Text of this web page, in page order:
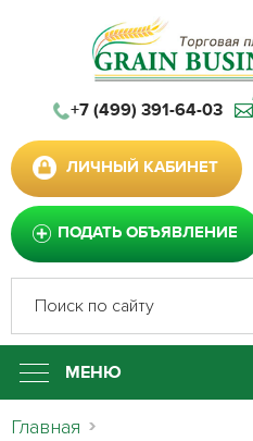
+7 (499) 391-64-03
ЛИЧНЫЙ КАБИНЕТ
ПОДАТЬ ОБЪЯВЛЕНИЕ
МЕНЮ
Главная